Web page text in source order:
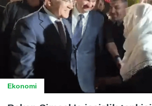
Ekonomi